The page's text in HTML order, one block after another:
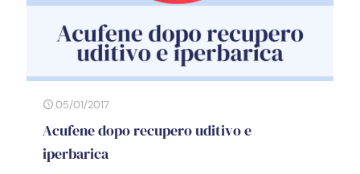
05/01/2017
Acufene dopo recupero uditivo e
iperbarica